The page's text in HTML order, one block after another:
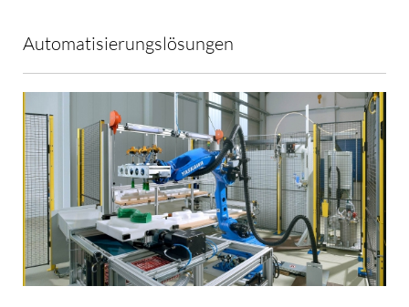
Automatisierungslösungen